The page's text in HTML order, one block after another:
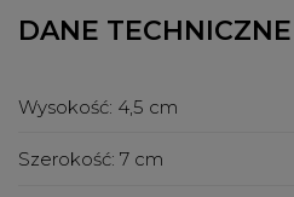
DANE TECHNICZNE
Wysokość: 4,5 cm
Szerokość: 7 cm